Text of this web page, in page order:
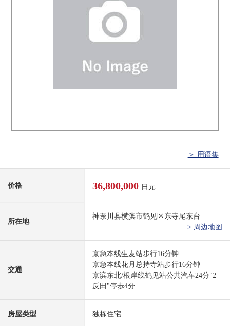
＞ 用语集
价格 36,800,000 日元
所在地
神奈川县横滨市鹤见区东寺尾东台
> 周边地图
交通
京急本线生麦站步行16分钟
京急本线花月总持寺站步行16分钟
京滨东北/根岸线鹤见站公共汽车24分"2
反田"停歩4分
房屋类型 独栋住宅